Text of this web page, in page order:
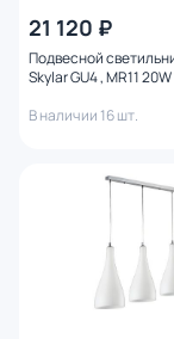
21 120 ₽
Подвесной
Skylar GU4 , MR11
В наличии 16 шт.